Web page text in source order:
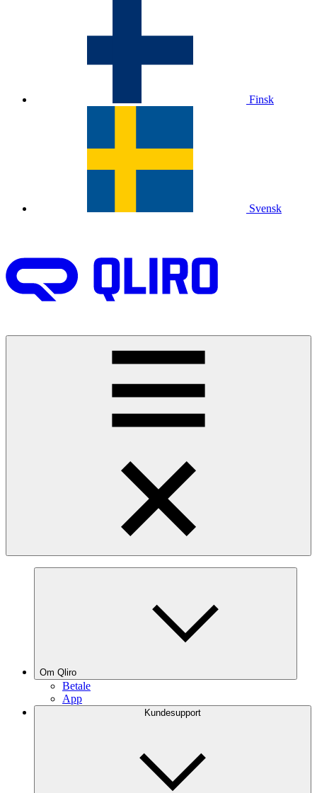
Finsk
Svensk
Om Qliro
Betale
App
Kundesupport